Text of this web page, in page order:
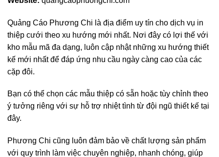
Quảng Cáo Phương Chi là địa điểm uy tín cho dịch vụ in
thiệp cưới theo xu hướng mới nhất. Nơi đây có lợi thế với
kho mẫu mã đa dạng, luôn cập nhật những xu hướng thiết
kế mới nhất để đáp ứng nhu cầu ngày càng cao của các
cặp đôi.
Bạn có thể chọn các mẫu thiệp có sẵn hoặc tùy chỉnh theo
ý tưởng riêng với sự hỗ trợ nhiệt tình từ đội ngũ thiết kế tại
đây.
Phương Chi cũng luôn đảm bảo về chất lượng sản phẩm
với quy trình làm việc chuyên nghiệp, nhanh chóng, giúp